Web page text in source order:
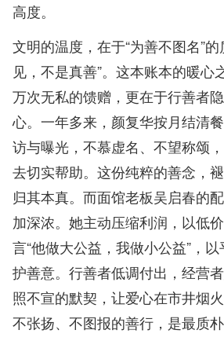
高度。
文明的温度，在于“为善不图名”的
见，不是真善”。这本账本的暖心
万次无私的馈赠，更在于行善者
心。一年多来，颜复华按月结清
访与曝光，不慕虚名、不望称颂
去切实帮助。这份纯粹的善念，
归其本真。而面馆老板吴启春的
加深浓。她主动压缩利润，以低
言“他做大公益，我做小公益”，
护善意。行善者低调付出，经营
照不宣的默契，让爱心在市井烟
不张扬、不图报的善行，是最质